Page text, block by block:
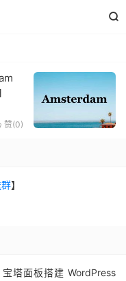

赞(0)
】
塔面板搭建 WordPress